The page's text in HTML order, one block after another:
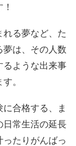
る夢など、た
夢は、その人数
るような出来事
。
合格する、ま
日常生活の延長
たりがんばっ